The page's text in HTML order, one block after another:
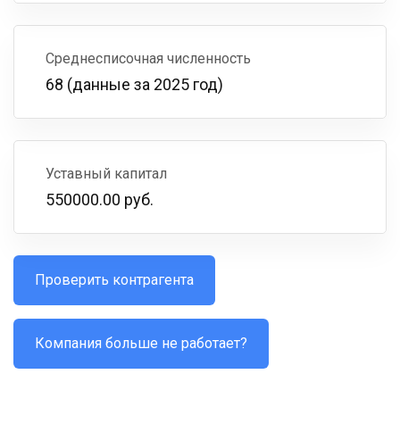
Среднесписочная численность
68 (данные за 2025 год)
Уставный капитал
550000.00 руб.
Проверить контрагента
Компания больше не работает?